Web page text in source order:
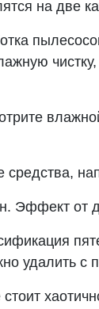
на две
средства,
Эффект от
удалить с